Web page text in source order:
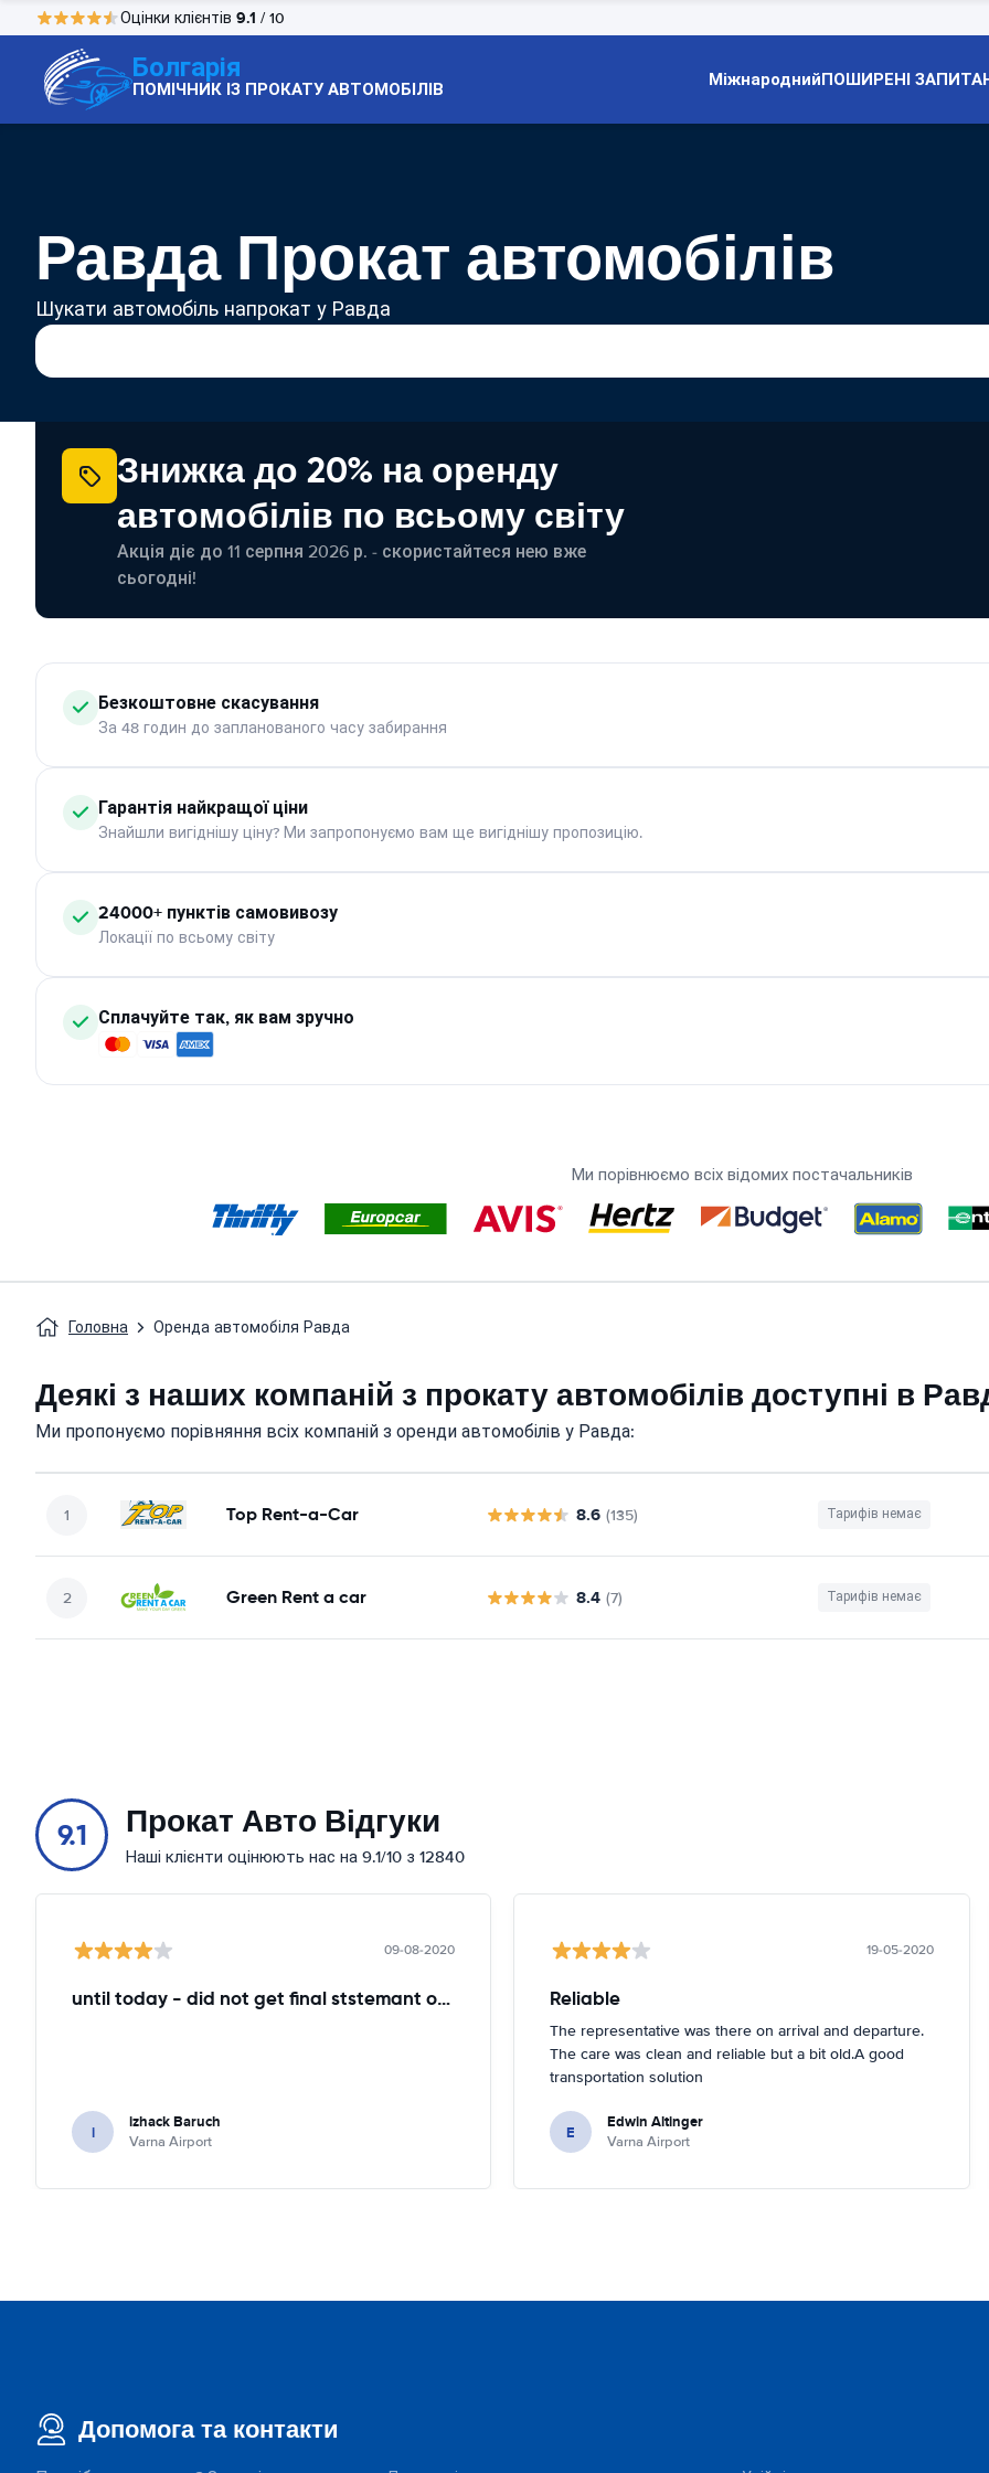
Оцінки клієнтів 9.1 / 10
Болгарія
ПОМІЧНИК ІЗ ПРОКАТУ АВТОМОБІЛІВ МіжнароднийПОШИРЕНІ
Равда Прокат автомобілів
Шукати автомобіль напрокат у Равда
Знижка до 20% на оренду
автомобілів по всьому світу
Акція діє до 11 серпня 2026 р. - скористайтеся нею вже
сьогодні!
Безкоштовне скасування
За 48 годин до запланованого часу забирання
Гарантія найкращої ціни
Знайшли вигіднішу ціну? Ми запропонуємо вам ще вигіднішу пропозицію.
24000+ пунктів самовивозу
Локації по всьому світу
Сплачуйте так, як вам зручно
Ми порівнюємо всіх відомих постачальників
Головна Оренда автомобіля Равда
Деякі з наших компаній з прокату автомобілів доступні в
Ми пропонуємо порівняння всіх компаній з оренди автомобілів у Равда:
Top Rent-a-Car 8.6 (135) Тарифів немає
Green Rent a car 8.4 (7) Тарифів немає
9.1 Прокат Авто Відгуки
Наші клієнти оцінюють нас на 9.1/10 з 12840
09-08-2020
until today - did not get final ststemant of the rent !!
i izhack Baruch
Varna Airport
19-05-2020
Reliable
The representative was there on arrival and departure.
The care was clean and reliable but a bit old.A good
transportation solution
E Edwin Altinger
Varna Airport
Допомога та контакти